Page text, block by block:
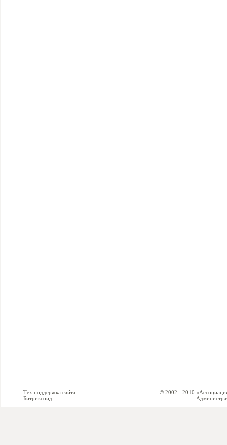
Тех.поддержка сайта -
Битриксоид
© 2002 - 2010 «Ассоциация